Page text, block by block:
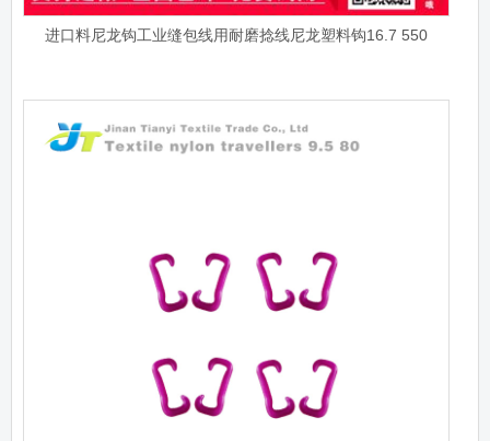
进口料尼龙钩工业缝包线用耐磨捻线尼龙塑料钩16.7 550